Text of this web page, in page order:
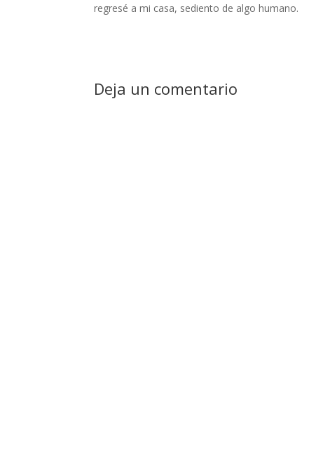
regresé a mi casa, sediento de algo humano.
Deja un comentario